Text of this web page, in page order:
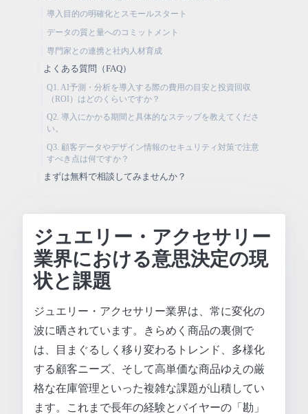
導入目的の明確化とスモールスタート
データの質と量へのコミットメント
専門家との連携と社内人材育成
よくある質問（FAQ）
Q1. AI予測・分析を導入する際の費用の目安と投資回収
（ROI）はどのくらいですか？
Q2. 導入にかかる期間と具体的なステップを教えてくださ
い。
Q3. 顧客データやデザイン情報のセキュリティ対策で注意
すべき点は何ですか？
まずは無料で相談してみませんか？
ジュエリー・アクセサリー
業界における意思決定の現
状と課題
ジュエリー・アクセサリー業界は、常に変化の
波に晒されています。きらめく商品の裏側で
は、目まぐるしく移り変わるトレンド、多様化
する顧客ニーズ、そして高単価な商品ゆえの厳
格な在庫管理といった複雑な課題が山積してい
ます。これまで長年の経験とバイヤーの「勘」